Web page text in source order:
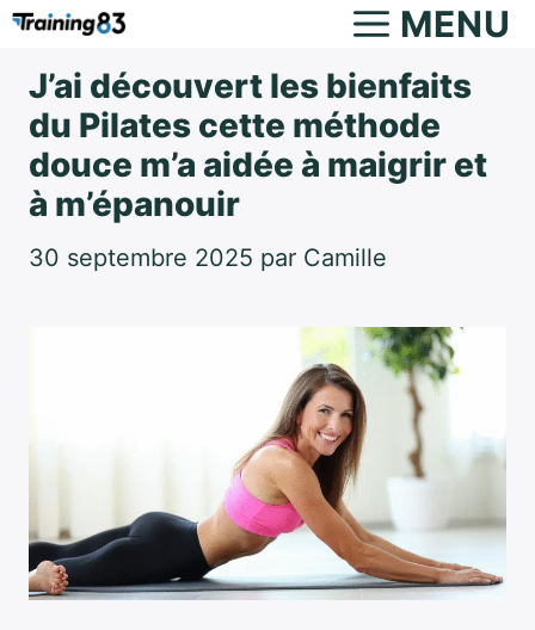
Aller
contenu
MENU
J’ai découvert les bienfaits
du Pilates cette méthode
douce m’a aidée à maigrir et
à m’épanouir
30 septembre 2025 par Camille